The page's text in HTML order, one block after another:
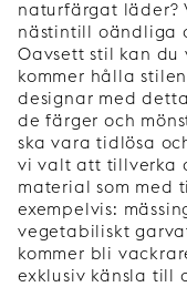
naturfärgat läder?
nästintill oändliga
Oavsett stil kan
kommer hålla
designar med
de färger och
ska vara tidlösa
vi valt att tillverka
material som med
exempelvis:
vegetabiliskt
kommer bli
exklusiv känsla till